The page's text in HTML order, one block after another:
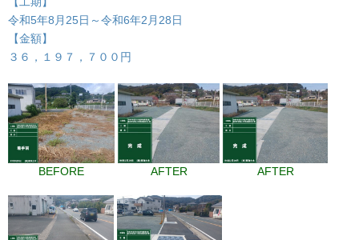
令和5年8月25日～令和6年2月28日
【金額】
３６，１９７，７００円
BEFORE AFTER AFTER